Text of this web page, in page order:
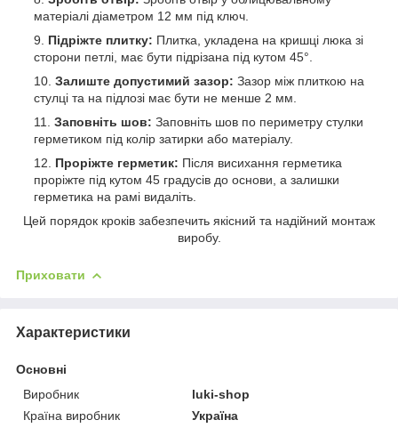
матеріалі діаметром 12 мм під ключ.
Підріжте плитку: Плитка, укладена на кришці люка зі
сторони петлі, має бути підрізана під кутом 45°.
Залиште допустимий зазор: Зазор між плиткою на
стулці та на підлозі має бути не менше 2 мм.
Заповніть шов: Заповніть шов по периметру стулки
герметиком під колір затирки або матеріалу.
Проріжте герметик: Після висихання герметика
проріжте під кутом 45 градусів до основи, а залишки
герметика на рамі видаліть.
Цей порядок кроків забезпечить якісний та надійний монтаж
виробу.
Приховати
Характеристики
Основні
Виробник
luki-shop
Країна виробник
Україна